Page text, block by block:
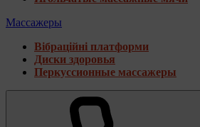
Массажеры
Вібраційні платформи
Диски здоровья
Перкуссионные массажеры